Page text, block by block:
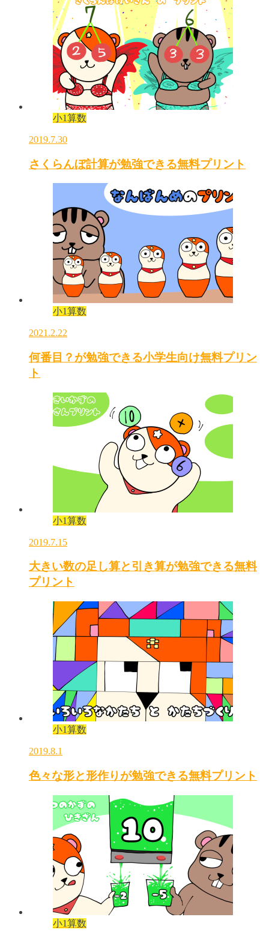
小1算数
2019.7.30
さくらんぼ計算が勉強できる無料プリント
小1算数
2021.2.22
何番目？が勉強できる小学生向け無料プリン
ト
小1算数
2019.7.15
大きい数の足し算と引き算が勉強できる無料
プリント
小1算数
2019.8.1
色々な形と形作りが勉強できる無料プリント
小1算数